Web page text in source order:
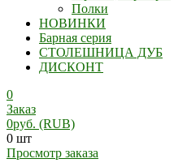
Полки
НОВИНКИ
Барная серия
СТОЛЕШНИЦА ДУБ
ДИСКОНТ
0
Заказ
0руб. (RUB)
0 шт
Просмотр заказа